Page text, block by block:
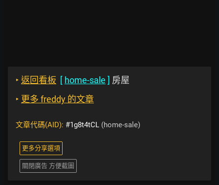
‣ 返回看板 [ home-sale ] 房屋
‣ 更多 freddy 的文章
文章代碼(AID): #1g8t4tCL (home-sale)
更多分享選項
關閉廣告 方便截圖